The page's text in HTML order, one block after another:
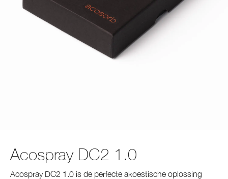
Acospray DC2 1.0
Acospray DC2 1.0 is de perfecte akoestische oplossing